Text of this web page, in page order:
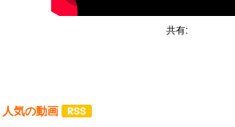
共有:
人気の動画